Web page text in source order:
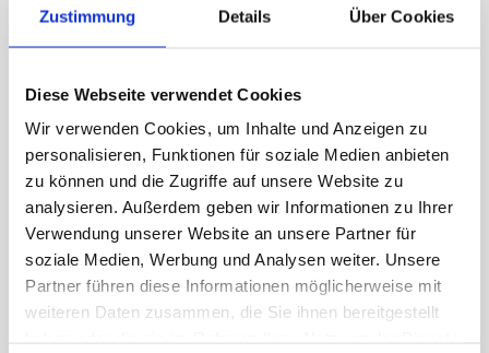
Zustimmung Details Über Cookies
Diese Webseite verwendet Cookies
Wir verwenden Cookies, um Inhalte und Anzeigen zu
personalisieren, Funktionen für soziale Medien anbieten
zu können und die Zugriffe auf unsere Website zu
analysieren. Außerdem geben wir Informationen zu Ihrer
Verwendung unserer Website an unsere Partner für
soziale Medien, Werbung und Analysen weiter. Unsere
Partner führen diese Informationen möglicherweise mit
weiteren Daten zusammen, die Sie ihnen bereitgestellt
Wälzlager